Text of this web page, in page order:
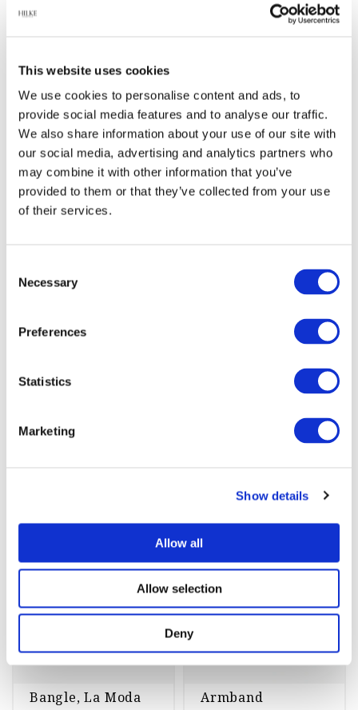
This website uses cookies
We use cookies to personalise content and ads, to
provide social media features and to analyse our traffic.
We also share information about your use of our site with
our social media, advertising and analytics partners who
may combine it with other information that you’ve
provided to them or that they’ve collected from your use
of their services.
Selection
Necessary
Preferences
Statistics
Marketing
Show details
Allow all
Allow selection
Deny
Relaterade produkter
-65%
Finns fler varianter
-45%
Halsband, Anima -
Köp
Bangle, La Moda
Armband